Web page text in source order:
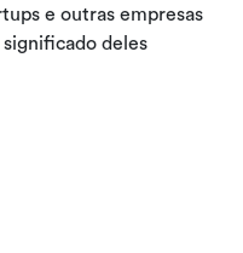
e outras empresas
deles